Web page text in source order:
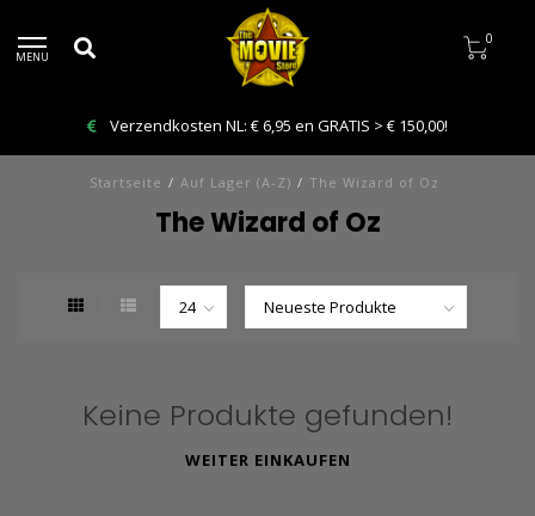
MENU
0
Verzendkosten NL: € 6,95 en GRATIS > € 150,00!
Startseite / Auf Lager (A-Z) / The Wizard of Oz
The Wizard of Oz
Keine Produkte gefunden!
WEITER EINKAUFEN